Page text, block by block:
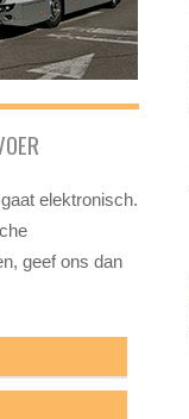
elektronisch.
geef ons dan